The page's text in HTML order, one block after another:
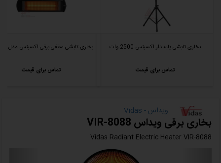
بخاری تابشی پایه دار اکسپنس 2500 وات
تماس برای قیمت
بخاری تابشی سقفی برقی اکسپنس مدل H2500
تماس برای قیمت
ویداس - Vidas
بخاری برقی ویداس VIR-8088
Vidas Radiant Electric Heater VIR-8088